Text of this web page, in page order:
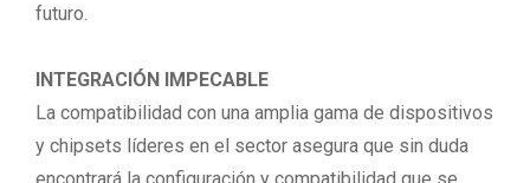
futuro.
INTEGRACIÓN IMPECABLE
La compatibilidad con una amplia gama de dispositivos
y chipsets líderes en el sector asegura que sin duda